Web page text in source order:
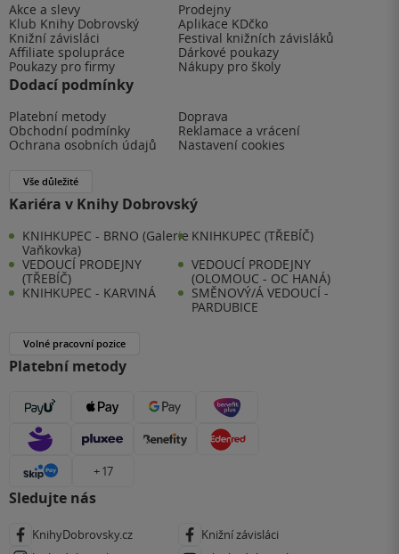
Akce a slevy
Prodejny
Klub Knihy Dobrovský
Aplikace KDčko
Knižní závisláci
Festival knižních závisláků
Affiliate spolupráce
Dárkové poukazy
Poukazy pro firmy
Nákupy pro školy
Dodací podmínky
Platební metody
Doprava
Obchodní podmínky
Reklamace a vrácení
Ochrana osobních údajů
Nastavení cookies
Vše důležité
Kariéra v Knihy Dobrovský
KNIHKUPEC - BRNO (Galerie
Vaňkovka)
KNIHKUPEC (TŘEBÍČ)
VEDOUCÍ PRODEJNY
(TŘEBÍČ)
VEDOUCÍ PRODEJNY
(OLOMOUC - OC HANÁ)
KNIHKUPEC - KARVINÁ
SMĚNOVÝ/Á VEDOUCÍ -
PARDUBICE
Volné pracovní pozice
Platební metody
+ 17
Sledujte nás
KnihyDobrovsky.cz
Knižní závisláci